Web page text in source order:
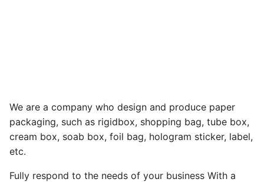
We are a company who design and produce paper
packaging, such as rigidbox, shopping bag, tube box,
cream box, soab box, foil bag, hologram sticker, label,
etc.
Fully respond to the needs of your business With a